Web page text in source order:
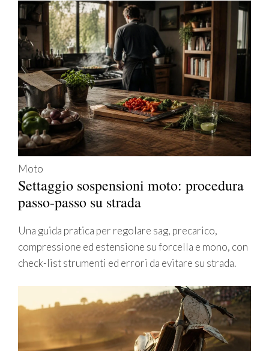
Moto
Settaggio sospensioni moto: procedura
passo-passo su strada
Una guida pratica per regolare sag, precarico,
compressione ed estensione su forcella e mono, con
check-list strumenti ed errori da evitare su strada.